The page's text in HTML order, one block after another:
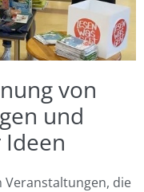
von
und
Veranstaltungen, die